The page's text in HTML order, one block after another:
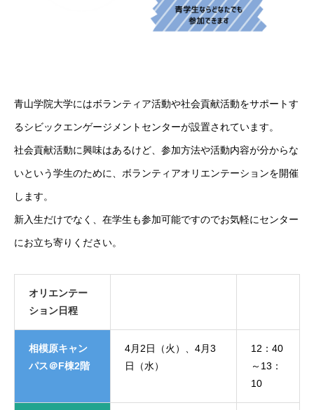
青山学院大学にはボランティア活動や社会貢献活動をサポートす
るシビックエンゲージメントセンターが設置されています。
社会貢献活動に興味はあるけど、参加方法や活動内容が分からな
いという学生のために、ボランティアオリエンテーションを開催
します。
新入生だけでなく、在学生も参加可能ですのでお気軽にセンター
にお立ち寄りください。
オリエンテー
ション日程
相模原キャン
パス＠F棟2階
4月2日（火）、4月3
日（水）
12：40
～13：
10